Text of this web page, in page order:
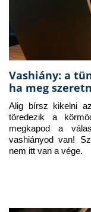
Vashiány: a
ha meg
Alig bírsz kikelni
töredezik a
megkapod a
vashiányod van!
nem itt van a vége.